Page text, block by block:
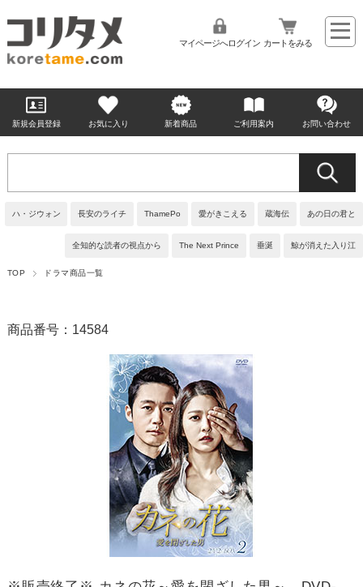
マイページへログイン カートをみる
新規会員登録 お気に入り 新着商品 ご利用案内 お問い合わせ
ハ・ジウォン 長安のライチ ThamePo 愛がきこえる 蔵海伝 あの日の君と
全知的な読者の視点から The Next Prince 垂涎 鯨が消えた入り江
TOP ドラマ商品一覧
商品番号：14584